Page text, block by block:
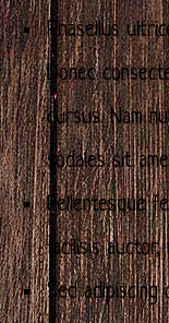
Phasellus
Donec
cursus. Nam
sodales sit
Pellentesque
facilisis
Sed